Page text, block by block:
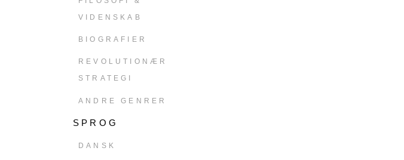
VIDENSKAB
BIOGRAFIER
REVOLUTIONÆR
STRATEGI
ANDRE GENRER
SPROG
DANSK